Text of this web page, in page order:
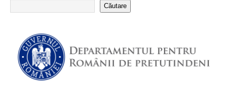
Căutare